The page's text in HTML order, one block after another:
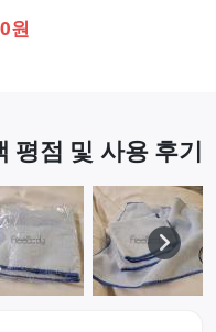
원
평점 및 사용 후기